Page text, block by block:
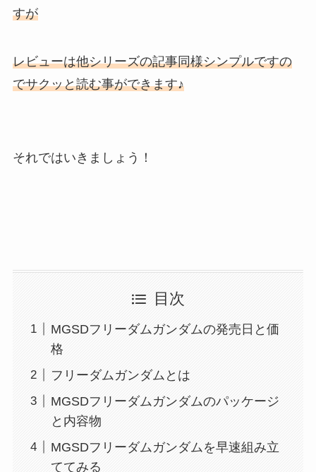
すが
レビューは他シリーズの記事同様シンプルですの
でサクッと読む事ができます♪
それではいきましょう！
目次
MGSDフリーダムガンダムの発売日と価
格
フリーダムガンダムとは
MGSDフリーダムガンダムのパッケージ
と内容物
MGSDフリーダムガンダムを早速組み立
ててみる